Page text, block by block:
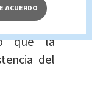
que la
del
ACUERDO